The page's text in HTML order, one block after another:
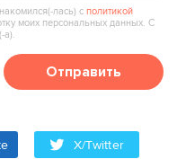
сполитикой
моих персональных данных. С
Отправить
X/Twitter